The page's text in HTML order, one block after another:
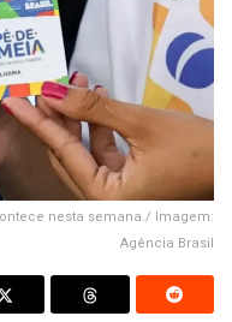
nesta semana./ Imagem:
Agência Brasil